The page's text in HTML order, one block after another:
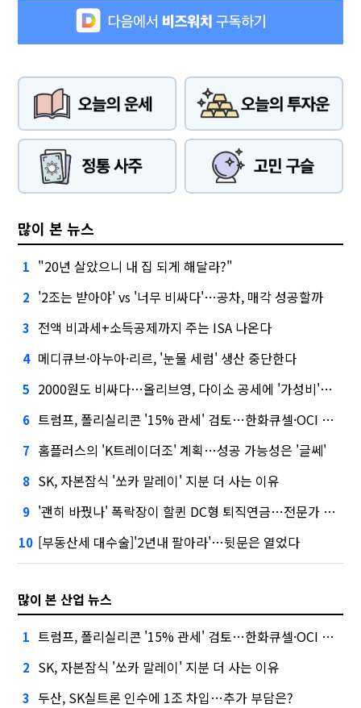
많이 본 뉴스
1 "20년 살았으니 내 집 되게 해달라?"
2 '2조는 받아야' vs '너무 비싸다'…공차, 매각 성공할까
3 전액 비과세+소득공제까지 주는 ISA 나온다
4 메디큐브·아누아·리르, '눈물 세럼' 생산 중단한다
5 2000원도 비싸다…올리브영, 다이소 공세에 '가성비'로 맞불
6 트럼프, 폴리실리콘 '15% 관세' 검토…한화큐셀·OCI 영향은?
7 홈플러스의 'K트레이더조' 계획…성공 가능성은 '글쎄'
8 SK, 자본잠식 '쏘카 말레이' 지분 더 사는 이유
9 '괜히 바꿨나' 폭락장이 할퀸 DC형 퇴직연금…전문가 조언은
10 [부동산세 대수술]'2년내 팔아라'…뒷문은 열었다
많이 본 산업 뉴스
1 트럼프, 폴리실리콘 '15% 관세' 검토…한화큐셀·OCI 영향은?
2 SK, 자본잠식 '쏘카 말레이' 지분 더 사는 이유
3 두산, SK실트론 인수에 1조 차입…추가 부담은?